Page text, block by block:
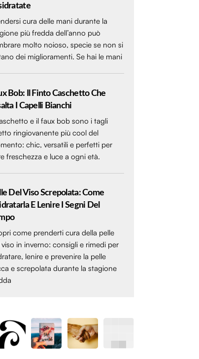
cura delle mani durante la
più fredda dell’anno può
molto noioso, specie se non si
dei miglioramenti. Se hai le mani
Bob: Il Finto Caschetto Che
I Capelli Bianchi
e il faux bob sono i tagli
ringiovanente più cool del
chic, versatili e perfetti per
freschezza e luce a ogni età.
Del Viso Screpolata: Come
E Lenire I Segni Del
come prenderti cura della pelle
in inverno: consigli e rimedi per
lenire e prevenire la pelle
e screpolata durante la stagione